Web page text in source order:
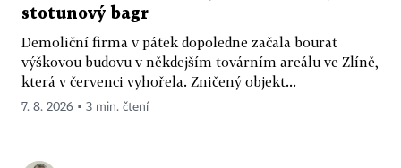
stotunový bagr
Demoliční firma v pátek dopoledne začala bourat
výškovou budovu v někdejším továrním areálu ve Zlíně,
která v červenci vyhořela. Zničený objekt...
7. 8. 2026 ▪ 3 min. čtení